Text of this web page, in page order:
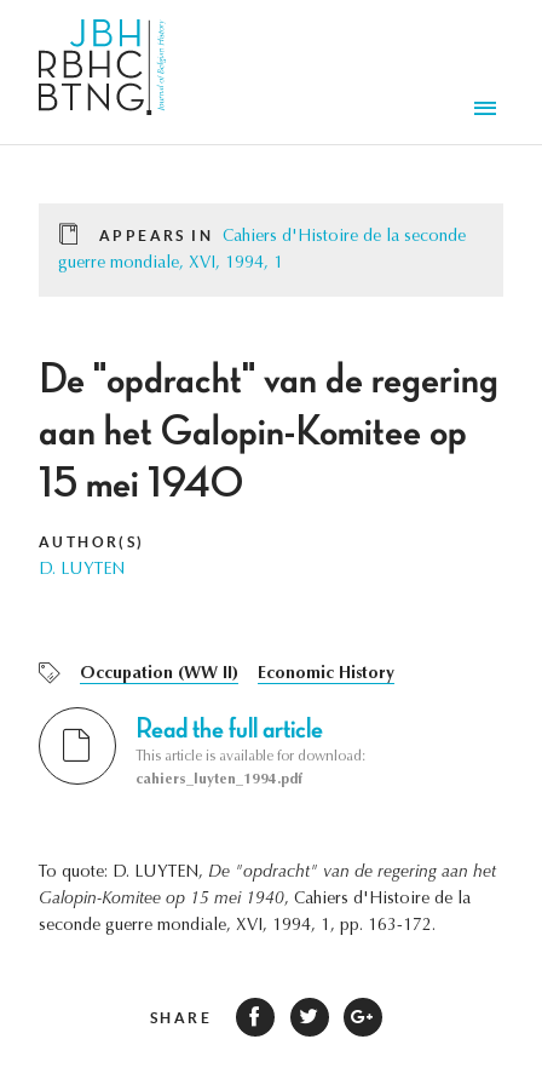
APPEARS IN
Cahiers d'Histoire de la seconde
guerre mondiale, XVI, 1994, 1
De "opdracht" van de regering
aan het Galopin-Komitee op
15 mei 1940
AUTHOR(S)
D. LUYTEN
Occupation (WW II) Economic History
Read the full article
This article is available for download:
cahiers_luyten_1994.pdf
To quote: D. LUYTEN, De "opdracht" van de regering aan het
Galopin-Komitee op 15 mei 1940, Cahiers d'Histoire de la
seconde guerre mondiale, XVI, 1994, 1, pp. 163-172.
SHARE